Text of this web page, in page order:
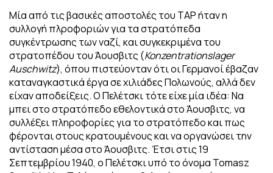
Μία από τις βασικές αποστολές του TAP ήταν η
συλλογή πλροφοριών για τα στρατόπεδα
συγκέντρωσης των ναζί, και συγκεκριμένα του
στρατοπέδου του Άουσβιτς (Konzentrationslager
Auschwitz), όπου πιστεύονταν ότι οι Γερμανοί έβαζαν
καταναγκαστικά έργα σε χιλιάδες Πολωνούς, αλλά δεν
είχαν αποδείξεις. Ο Πελέτσκι τότε είχε μία ιδέα: Να
μπει στο στρατόπεδο εθελοντικά στο Άουσβιτς, να
συλλέξει πληροφορίες για το στρατόπεδο και πως
φέρονται στους κρατουμένους και να οργανώσει την
αντίσταση μέσα στο Άουσβιτς. Έτσι στις 19
Σεπτεμβρίου 1940, ο Πελέτσκι υπό το όνομα Tomasz